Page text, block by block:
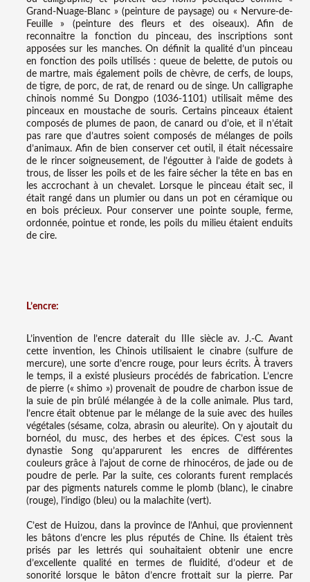
Grand-Nuage-Blanc » (peinture de paysage) ou « Nervure-de-
Feuille » (peinture des fleurs et des oiseaux). Afin de
reconnaitre la fonction du pinceau, des inscriptions sont
apposées sur les manches. On définit la qualité d’un pinceau
en fonction des poils utilisés : queue de belette, de putois ou
de martre, mais également poils de chèvre, de cerfs, de loups,
de tigre, de porc, de rat, de renard ou de singe. Un calligraphe
chinois nommé Su Dongpo (1036-1101) utilisait même des
pinceaux en moustache de souris. Certains pinceaux étaient
composés de plumes de paon, de canard ou d’oie, et il n’était
pas rare que d’autres soient composés de mélanges de poils
d’animaux. Afin de bien conserver cet outil, il était nécessaire
de le rincer soigneusement, de l’égoutter à l’aide de godets à
trous, de lisser les poils et de les faire sécher la tête en bas en
les accrochant à un chevalet. Lorsque le pinceau était sec, il
était rangé dans un plumier ou dans un pot en céramique ou
en bois précieux. Pour conserver une pointe souple, ferme,
ordonnée, pointue et ronde, les poils du milieu étaient enduits
de cire.
L’encre:
L’invention de l’encre daterait du IIIe siècle av. J.-C. Avant
cette invention, les Chinois utilisaient le cinabre (sulfure de
mercure), une sorte d’encre rouge, pour leurs écrits. À travers
le temps, il a existé plusieurs procédés de fabrication. L’encre
de pierre (« shimo ») provenait de poudre de charbon issue de
la suie de pin brûlé mélangée à de la colle animale. Plus tard,
l’encre était obtenue par le mélange de la suie avec des huiles
végétales (sésame, colza, abrasin ou aleurite). On y ajoutait du
bornéol, du musc, des herbes et des épices. C’est sous la
dynastie Song qu’apparurent les encres de différentes
couleurs grâce à l’ajout de corne de rhinocéros, de jade ou de
poudre de perle. Par la suite, ces colorants furent remplacés
par des pigments naturels comme le plomb (blanc), le cinabre
(rouge), l’indigo (bleu) ou la malachite (vert).
C’est de Huizou, dans la province de l’Anhui, que proviennent
les bâtons d’encre les plus réputés de Chine. Ils étaient très
prisés par les lettrés qui souhaitaient obtenir une encre
d’excellente qualité en termes de fluidité, d’odeur et de
sonorité lorsque le bâton d’encre frottait sur la pierre. Par